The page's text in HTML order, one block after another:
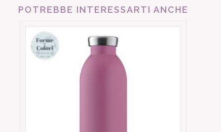
POTREBBE INTERESSARTI ANCHE